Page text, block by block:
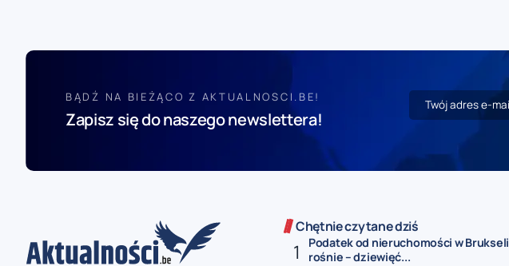
BĄDŹ NA BIEŻĄCO Z AKTUALNOSCI.BE!
Zapisz się do naszego newslettera!
Chętnie czytane dziś
Podatek od nieruchomości w Brukseli
rośnie – dziewięć...